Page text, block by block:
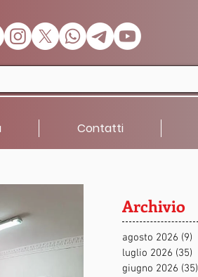
Contatti
Archivio
agosto 2026 (9)
luglio 2026 (35)
giugno 2026 (35)